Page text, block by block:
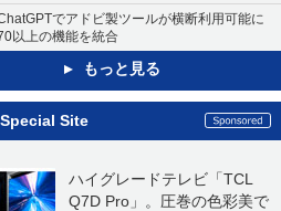
でアドビ製ツールが横断利用可能に
以上の機能を統合
もっと見る
Special Site
ハイグレードテレビ「TCL
Q7D Pro」。圧巻の色彩美で